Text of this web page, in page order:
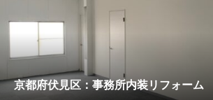
京都府伏見区：事務所内装リフォーム